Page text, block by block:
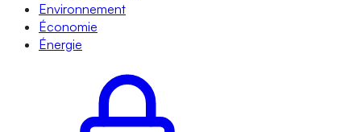
Environnement
Économie
Énergie